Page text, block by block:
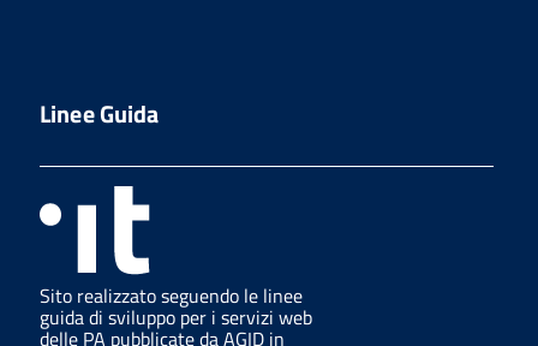
Linee Guida
Sito realizzato seguendo le linee
guida di sviluppo per i servizi web
delle PA pubblicate da AGID in